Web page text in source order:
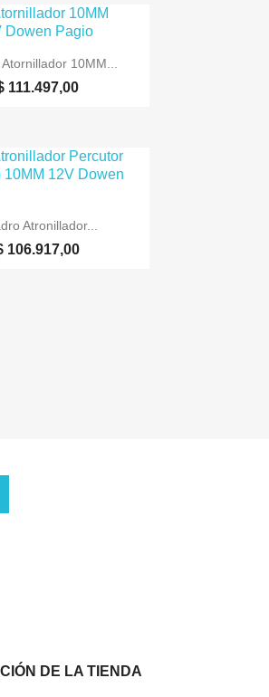
Vista rápida10MM...
111.497,00
Vista rápida
Atronillador...
106.917,00
DE LA TIENDA